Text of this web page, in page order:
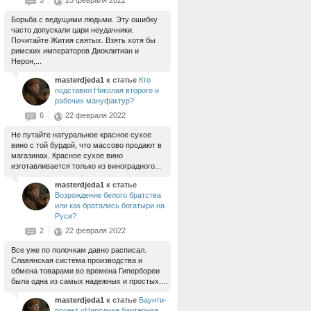
Борьба с ведущими людьми. Эту ошибку
часто допускали цари неудачники.
Почитайте Жития святых. Взять хотя бы
римских императоров Диоклитиан и
Нерон,...
masterdjeda1 к статье Кто
подставил Николая второго и
рабочих мануфактур?
6
22 февраля 2022
Не путайте натуральное красное сухое
вино с той бурдой, что массово продают в
магазинах. Красное сухое вино
изготавливается только из виноградного...
masterdjeda1 к статье
Возрождение белого братства
или как братались богатыри на
Руси?
2
22 февраля 2022
Все уже по полочкам давно расписал.
Славянская система производства и
обмена товарами во времена Гипербореи
была одна из самых надежных и простых....
masterdjeda1 к статье Баунти-